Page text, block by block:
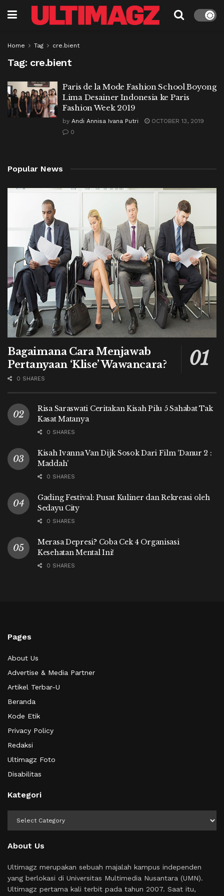
Home Tag cre.bient
Tag: cre.bient
Paris de la Mode Fashion School Boyong
Lima Desainer Indonesia ke Paris
Fashion Week 2019
by Andi Annisa Ivana Putri
OCTOBER 13, 2019
0
Popular News
Bagaimana Cara Menjawab
Pertanyaan ‘Klise’ Wawancara?
0 SHARES
Risa Saraswati Ceritakan Kisah Pilu 5 Sahabat Tak
Kasat Matanya
0 SHARES
Kisah Ivanna Van Dijk Sosok Dari Film ‘Danur 2 :
Maddah’
0 SHARES
Gading Festival: Pusat Kuliner dan Rekreasi oleh
Sedayu City
0 SHARES
Merasa Depresi? Coba Cek 4 Organisasi
Kesehatan Mental Ini!
0 SHARES
Pages
About Us
Advertise & Media Partner
Artikel Terbar-U
Beranda
Kode Etik
Privacy Policy
Redaksi
Ultimagz Foto
Disabilitas
Kategori
About Us
Ultimagz merupakan sebuah majalah kampus independen
yang berlokasi di Universitas Multimedia Nusantara (UMN).
Ultimagz pertama kali terbit pada tahun 2007. Saat itu,